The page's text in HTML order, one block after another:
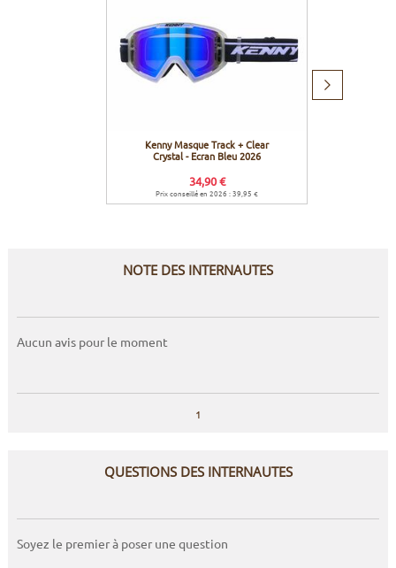
Kenny Masque Track + Clear
Crystal - Ecran Bleu 2026
34,90 €
Prix conseillé en 2026 : 39,95 €
Produit
NOTE DES INTERNAUTES
Aucun avis pour le moment
1
QUESTIONS DES INTERNAUTES
Soyez le premier à poser une question